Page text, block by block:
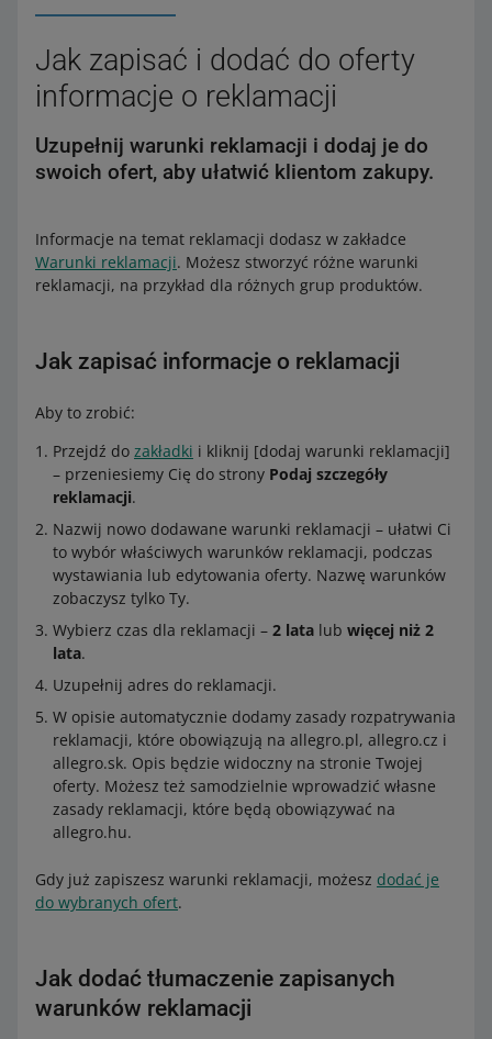
Jak zapisać i dodać do oferty
informacje o reklamacji
Uzupełnij warunki reklamacji i dodaj je do
swoich ofert, aby ułatwić klientom zakupy.
Informacje na temat reklamacji dodasz w zakładce
Warunki reklamacji. Możesz stworzyć różne warunki
reklamacji, na przykład dla różnych grup produktów.
Jak zapisać informacje o reklamacji
Aby to zrobić:
Przejdź do zakładki i kliknij [dodaj warunki reklamacji]
– przeniesiemy Cię do strony Podaj szczegóły
reklamacji.
Nazwij nowo dodawane warunki reklamacji – ułatwi Ci
to wybór właściwych warunków reklamacji, podczas
wystawiania lub edytowania oferty. Nazwę warunków
zobaczysz tylko Ty.
Wybierz czas dla reklamacji – 2 lata lub więcej niż 2
lata.
Uzupełnij adres do reklamacji.
W opisie automatycznie dodamy zasady rozpatrywania
reklamacji, które obowiązują na allegro.pl, allegro.cz i
allegro.sk. Opis będzie widoczny na stronie Twojej
oferty. Możesz też samodzielnie wprowadzić własne
zasady reklamacji, które będą obowiązywać na
allegro.hu.
Gdy już zapiszesz warunki reklamacji, możesz dodać je
do wybranych ofert.
Jak dodać tłumaczenie zapisanych
warunków reklamacji